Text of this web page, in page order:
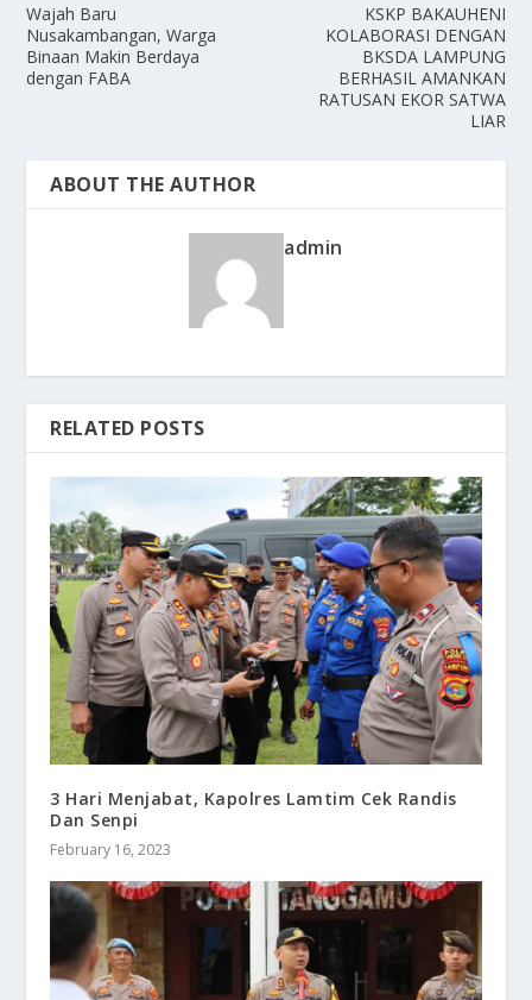
Wajah Baru
Nusakambangan, Warga
Binaan Makin Berdaya
dengan FABA
KSKP BAKAUHENI
KOLABORASI DENGAN
BKSDA LAMPUNG
BERHASIL AMANKAN
RATUSAN EKOR SATWA
LIAR
ABOUT THE AUTHOR
admin
RELATED POSTS
3 Hari Menjabat, Kapolres Lamtim Cek Randis
Dan Senpi
February 16, 2023